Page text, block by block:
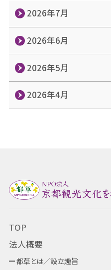
2026年7月
2026年6月
2026年5月
2026年4月
TOP
法人概要
都草とは／設立趣旨